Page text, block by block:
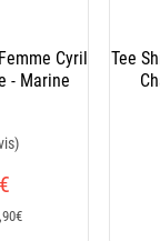
Cyril
- Marine
€
Tee